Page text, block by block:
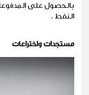
بالحصول على
النفط .
مستجدات واختراعات